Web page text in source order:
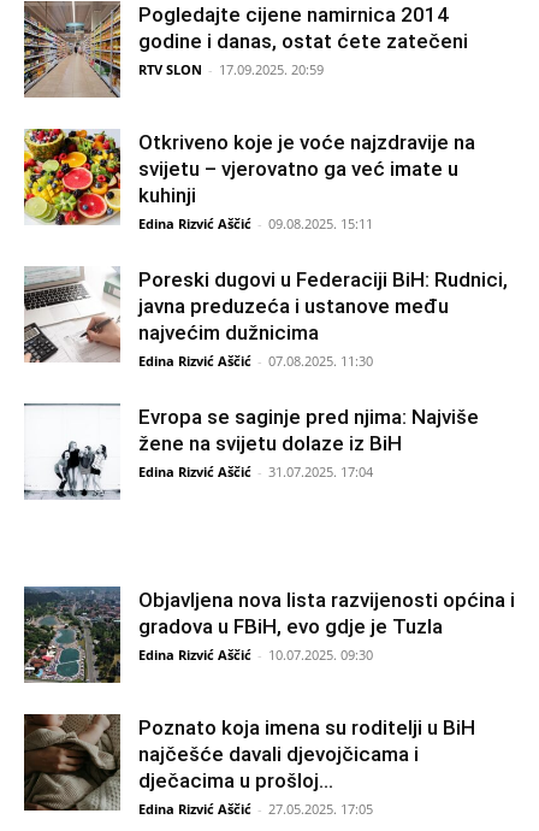
Pogledajte cijene namirnica 2014
godine i danas, ostat ćete zatečeni
RTV SLON - 17.09.2025. 20:59
Otkriveno koje je voće najzdravije na
svijetu – vjerovatno ga već imate u
kuhinji
Edina Rizvić Aščić - 09.08.2025. 15:11
Poreski dugovi u Federaciji BiH: Rudnici,
javna preduzeća i ustanove među
najvećim dužnicima
Edina Rizvić Aščić - 07.08.2025. 11:30
Evropa se saginje pred njima: Najviše
žene na svijetu dolaze iz BiH
Edina Rizvić Aščić - 31.07.2025. 17:04
Objavljena nova lista razvijenosti općina i
gradova u FBiH, evo gdje je Tuzla
Edina Rizvić Aščić - 10.07.2025. 09:30
Poznato koja imena su roditelji u BiH
najčešće davali djevojčicama i
dječacima u prošloj...
Edina Rizvić Aščić - 27.05.2025. 17:05